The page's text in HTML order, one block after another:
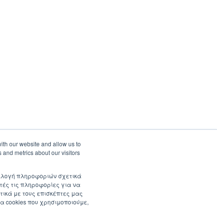
our website and allow us to
metrics about our visitors
πληροφοριών σχετικά
τις πληροφορίες για να
με τους επισκέπτες μας
cookies που χρησιμοποιούμε,